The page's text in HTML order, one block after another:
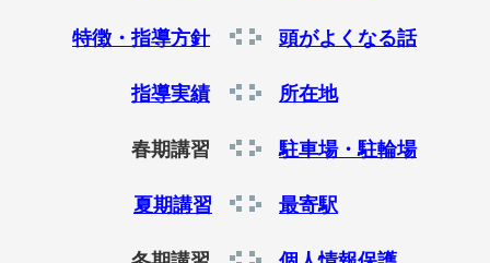
特徴・指導方針 頭がよくなる話
指導実績 所在地
春期講習 駐車場・駐輪場
夏期講習 最寄駅